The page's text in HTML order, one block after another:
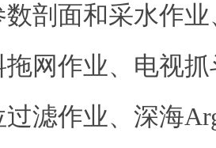
剖面和采水作
网作业、电视
滤作业、深海